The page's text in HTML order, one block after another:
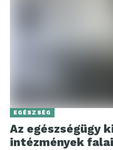
EGÉSZSÉG
Az egészségügy
intézmények